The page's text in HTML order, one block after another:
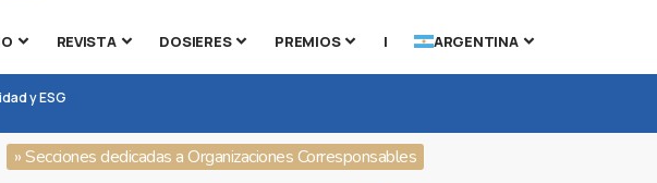
REVISTA DOSIERES PREMIOS | ARGENTINA
y ESG
» Secciones dedicadas a Organizaciones Corresponsables